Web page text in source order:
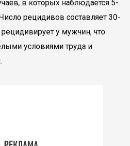
в которых наблюдается 5-
рецидивов составляет 30-
у мужчин, что
условиями труда и